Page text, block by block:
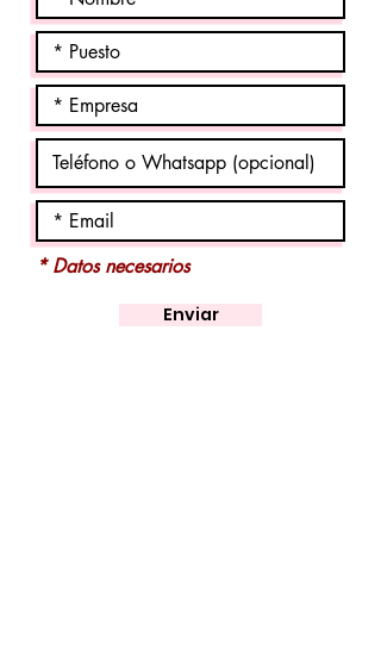
* Datos necesarios
Enviar